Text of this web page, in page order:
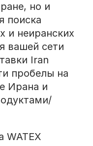
но и
поиска
и неиранских
вашей сети
Iran
пробелы на
Ирана и
WATEX